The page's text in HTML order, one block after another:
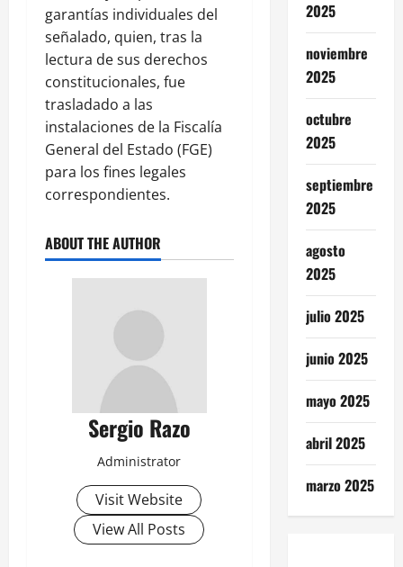
garantías individuales del
señalado, quien, tras la
lectura de sus derechos
constitucionales, fue
trasladado a las
instalaciones de la Fiscalía
General del Estado (FGE)
para los fines legales
correspondientes.
ABOUT THE AUTHOR
Sergio Razo
Administrator
Visit Website
View All Posts
2025
noviembre
2025
octubre
2025
septiembre
2025
agosto
2025
julio 2025
junio 2025
mayo 2025
abril 2025
marzo 2025